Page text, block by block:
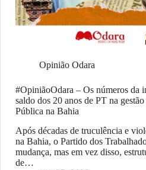
Opinião Odara
#OpiniãoOdara – Os números da
saldo dos 20 anos de PT na
Pública na Bahia
Após décadas de truculência e
na Bahia, o Partido dos
mudança, mas em vez disso,
de…